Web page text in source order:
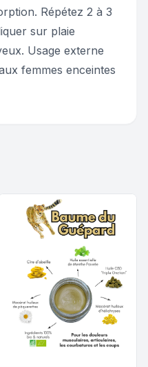
Répétez 2 à 3
sur plaie
Usage externe
femmes enceintes